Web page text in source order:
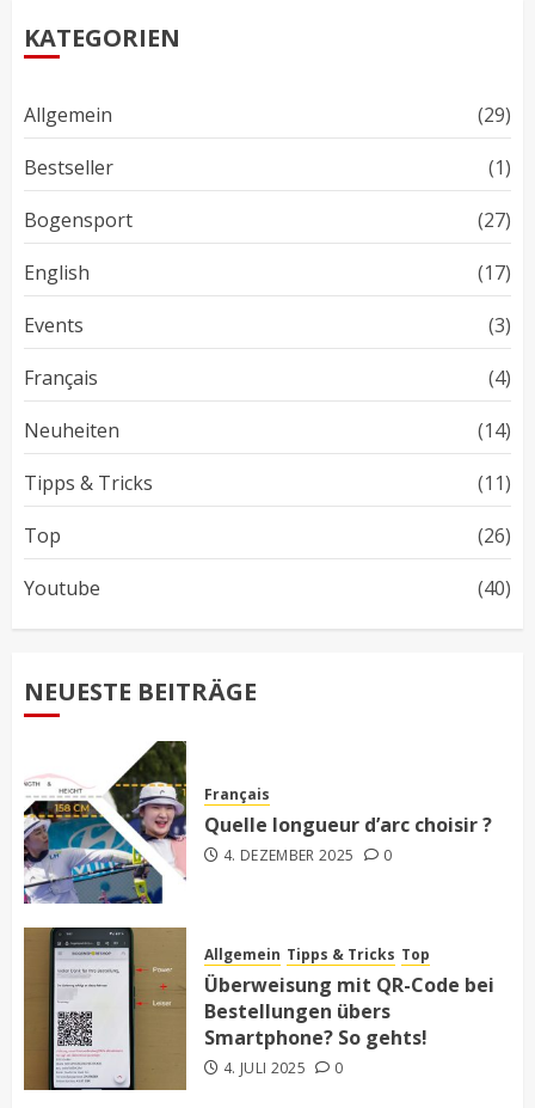
KATEGORIEN
Allgemein
(29)
Bestseller
(1)
Bogensport
(27)
English
(17)
Events
(3)
Français
(4)
Neuheiten
(14)
Tipps & Tricks
(11)
Top
(26)
Youtube
(40)
NEUESTE BEITRÄGE
Français
Quelle longueur d’arc choisir ?
4. DEZEMBER 2025 0
Allgemein Tipps & Tricks Top
Überweisung mit QR-Code bei
Bestellungen übers
Smartphone? So gehts!
4. JULI 2025 0